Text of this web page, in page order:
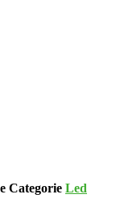
Categorie Led